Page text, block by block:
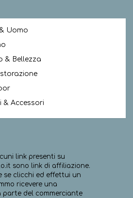
Uomo
& Bellezza
& Accessori
link presenti su
sono link di affiliazione.
se clicchi ed effettui un
ricevere una
parte del commerciante